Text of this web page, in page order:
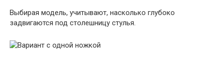
Выбирая модель, учитывают, насколько глубоко
задвигаются под столешницу стулья.